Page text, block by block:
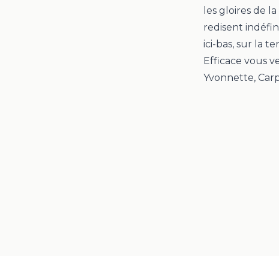
les gloires de
redisent
ici-bas, sur la
Efficace vous
Yvonnette,